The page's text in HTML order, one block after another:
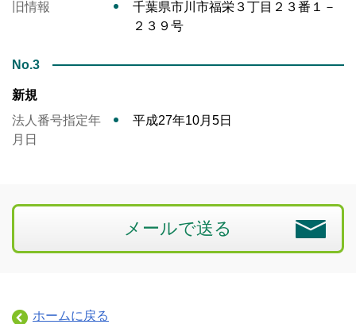
旧情報
千葉県市川市福栄３丁目２３番１－
２３９号
No.3
新規
法人番号指定年
月日
平成27年10月5日
メールで送る
ホームに戻る